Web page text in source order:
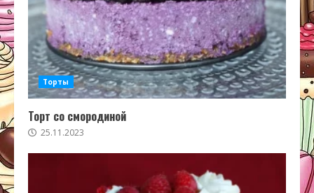
Торты
Торт со смородиной
25.11.2023